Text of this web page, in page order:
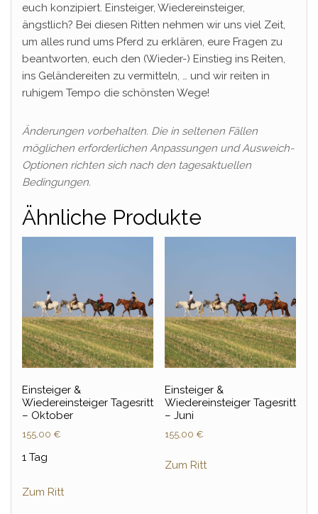
euch konzipiert. Einsteiger, Wiedereinsteiger,
ängstlich? Bei diesen Ritten nehmen wir uns viel Zeit,
um alles rund ums Pferd zu erklären, eure Fragen zu
beantworten, euch den (Wieder-) Einstieg ins Reiten,
ins Geländereiten zu vermitteln, … und wir reiten in
ruhigem Tempo die schönsten Wege!
Änderungen vorbehalten. Die in seltenen Fällen
möglichen erforderlichen Anpassungen und Ausweich-
Optionen richten sich nach den tagesaktuellen
Bedingungen.
Ähnliche Produkte
Einsteiger &
Wiedereinsteiger Tagesritt
– Oktober
155,00 €
1 Tag
Zum Ritt
Einsteiger &
Wiedereinsteiger Tagesritt
– Juni
155,00 €
Zum Ritt